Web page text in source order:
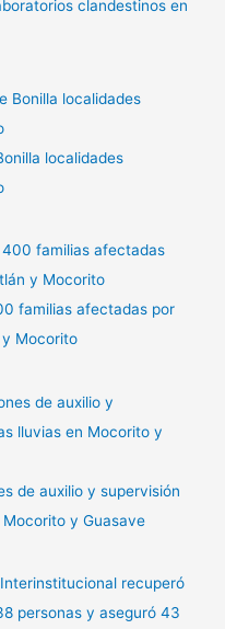
clandestinos en
localidades
familias afectadas por
Mocorito
de auxilio y supervisión
y Guasave